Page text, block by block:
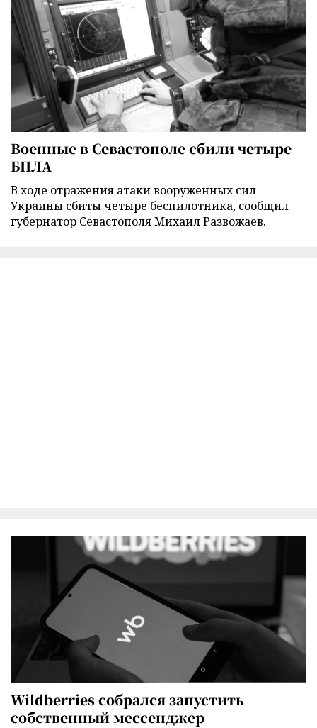
Военные в Севастополе сбили четыре
БПЛА
В ходе отражения атаки вооруженных сил
Украины сбиты четыре беспилотника, сообщил
губернатор Севастополя Михаил Развожаев.
Wildberries собрался запустить
собственный мессенджер